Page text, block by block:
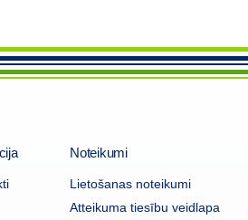
Noteikumi
Lietošanas noteikumi
Atteikuma tiesību veidlapa